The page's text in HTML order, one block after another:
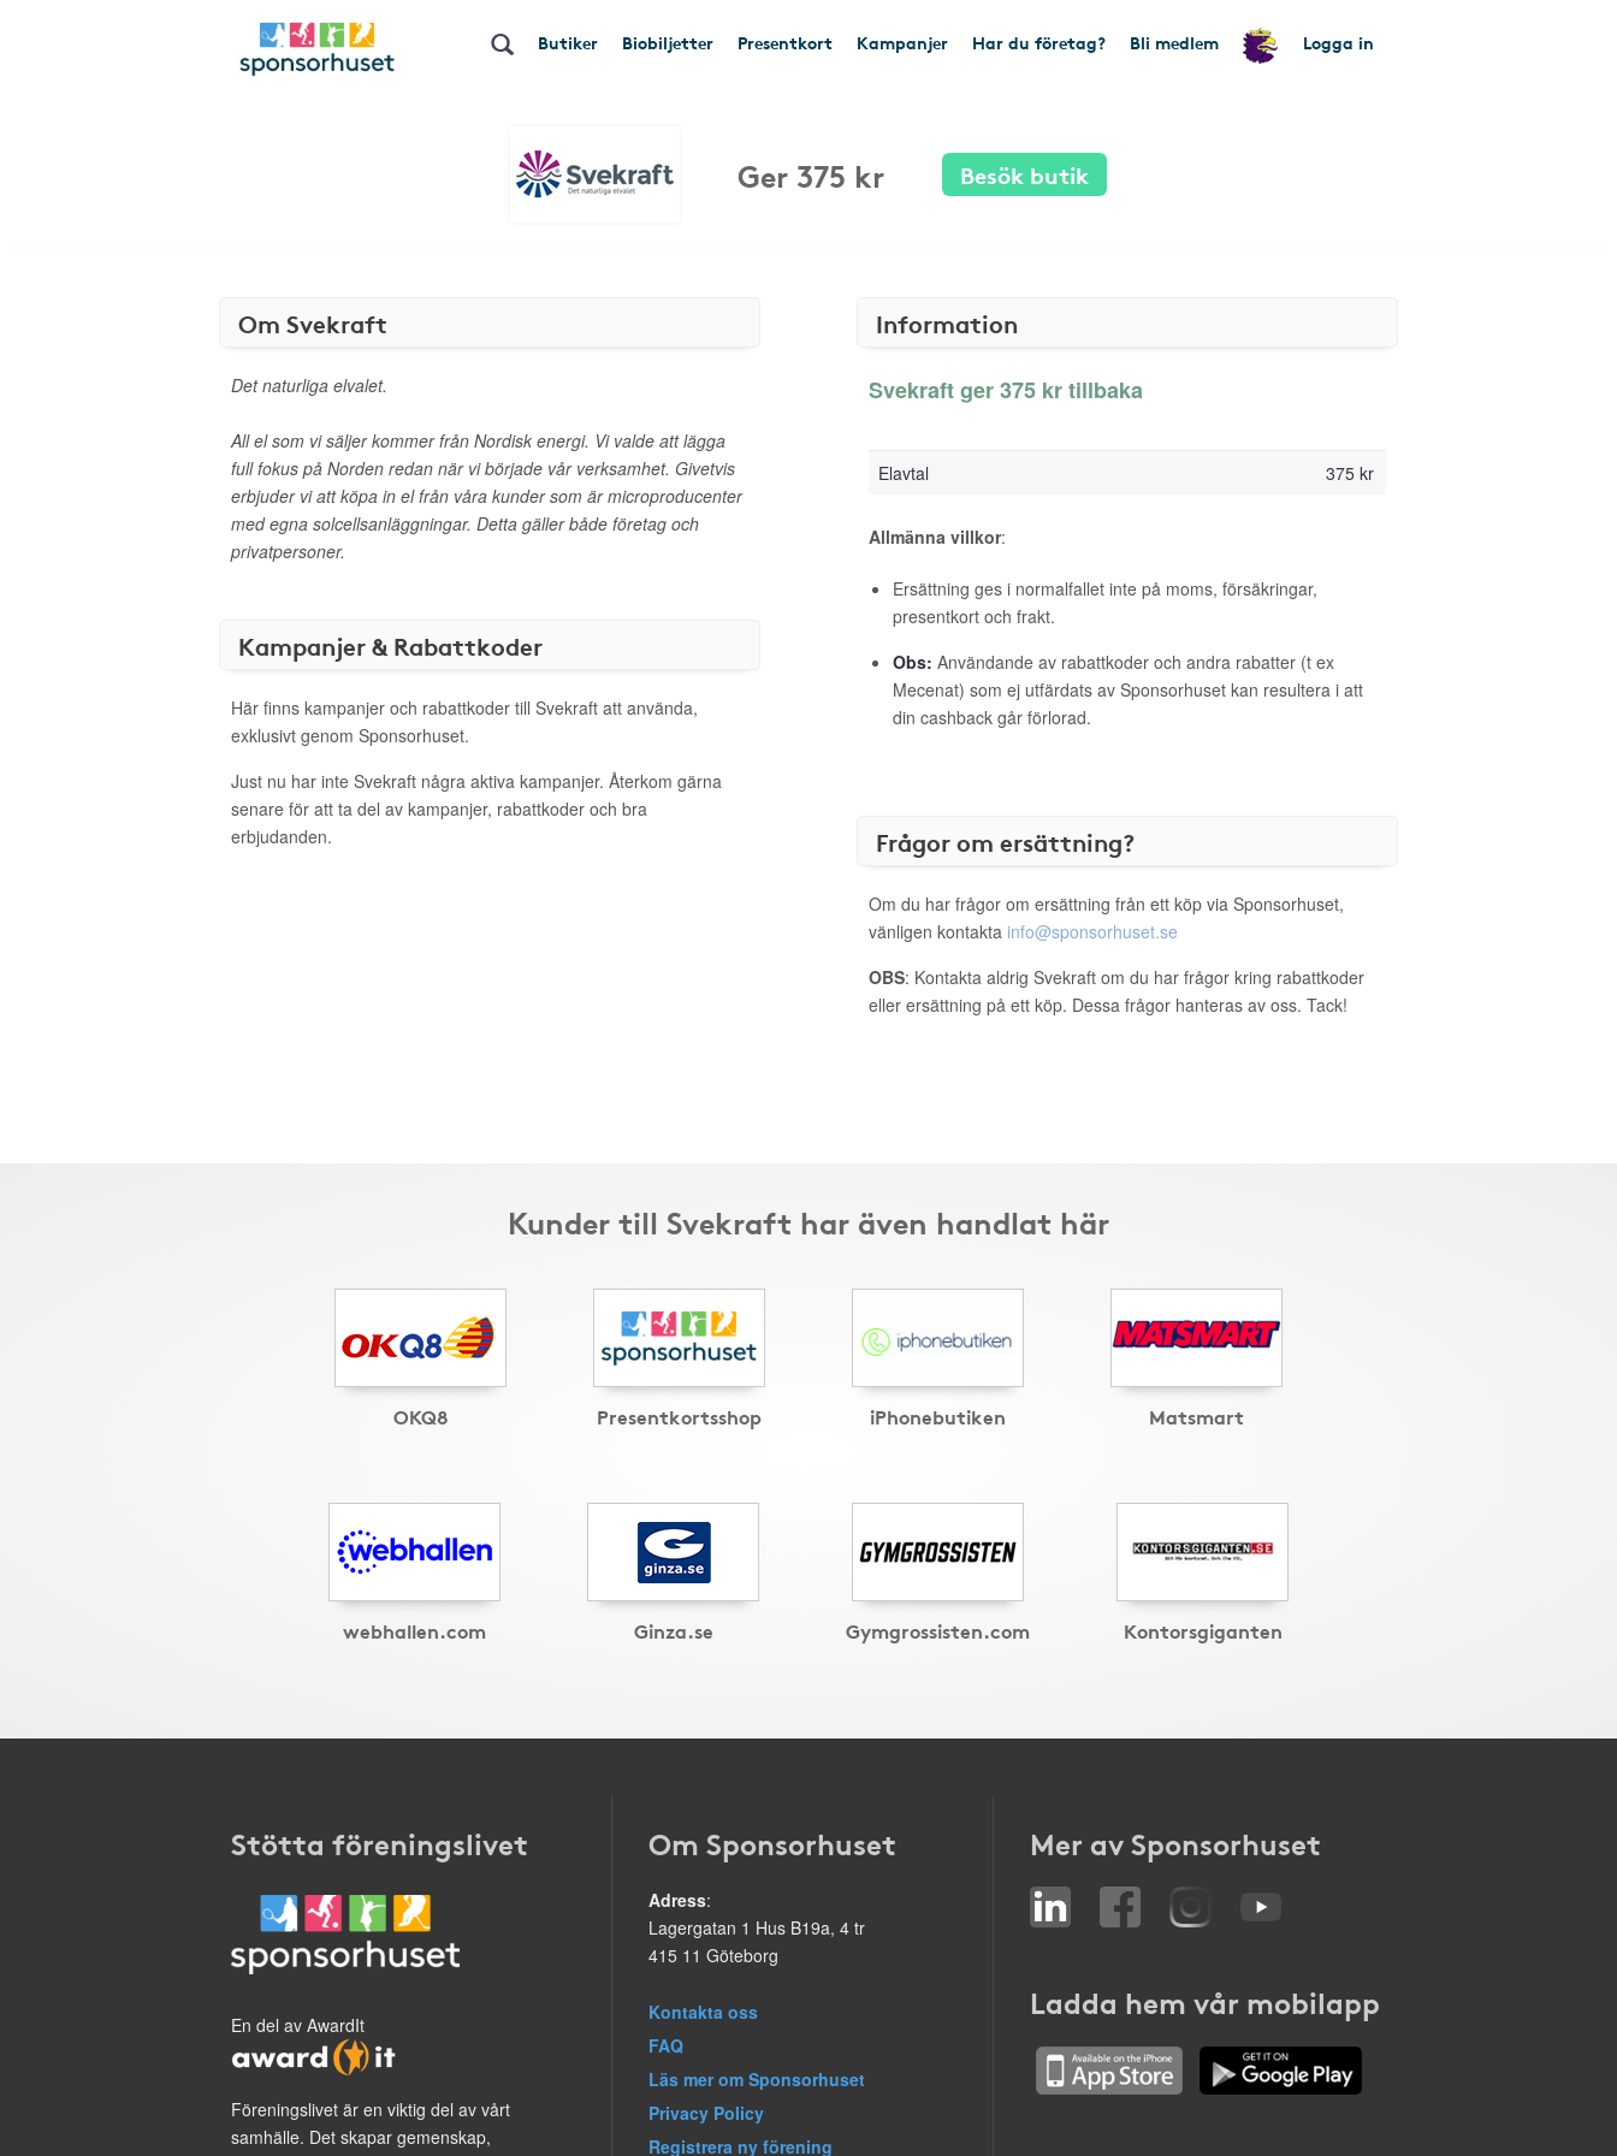
Butiker Biobiljetter Presentkort Kampanjer Har du företag? Bli medlem Logga in
Ger 375 kr Besök butik
Om Svekraft
Det naturliga elvalet.
All el som vi säljer kommer från Nordisk energi. Vi valde att lägga
full fokus på Norden redan när vi började vår verksamhet. Givetvis
erbjuder vi att köpa in el från våra kunder som är microproducenter
med egna solcellsanläggningar. Detta gäller både företag och
privatpersoner.
Kampanjer & Rabattkoder
Här finns kampanjer och rabattkoder till Svekraft att använda,
exklusivt genom Sponsorhuset.
Just nu har inte Svekraft några aktiva kampanjer. Återkom gärna
senare för att ta del av kampanjer, rabattkoder och bra
erbjudanden.
Information
Svekraft ger 375 kr tillbaka
Elavtal 375 kr
Allmänna villkor:
Ersättning ges i normalfallet inte på moms, försäkringar,
presentkort och frakt.
Obs: Användande av rabattkoder och andra rabatter (t ex
Mecenat) som ej utfärdats av Sponsorhuset kan resultera i att
din cashback går förlorad.
Frågor om ersättning?
Om du har frågor om ersättning från ett köp via Sponsorhuset,
vänligen kontakta info@sponsorhuset.se
OBS: Kontakta aldrig Svekraft om du har frågor kring rabattkoder
eller ersättning på ett köp. Dessa frågor hanteras av oss. Tack!
Kunder till Svekraft har även handlat här
OKQ8 Presentkortsshop iPhonebutiken Matsmart
webhallen.com Ginza.se Gymgrossisten.com Kontorsgiganten
Stötta föreningslivet
En del av AwardIt
Föreningslivet är en viktig del av vårt
samhälle. Det skapar gemenskap,
Om Sponsorhuset
Adress:
Lagergatan 1 Hus B19a, 4 tr
415 11 Göteborg
Kontakta oss
FAQ
Läs mer om Sponsorhuset
Privacy Policy
Registrera ny förening
Mer av Sponsorhuset
Ladda hem vår mobilapp